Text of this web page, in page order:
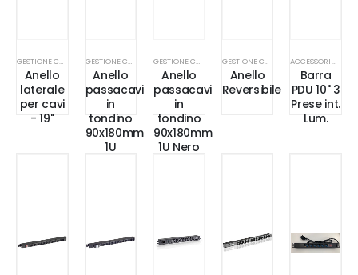
GESTIONE CAVI VERTICALE
Anello
laterale
per cavi
- 19"
GESTIONE CAVI VERTICALE
Anello
passacavi
in
tondino
90x180mm
1U
GESTIONE CAVI VERTICALE
Anello
passacavi
in
tondino
90x180mm
1U Nero
GESTIONE CAVI VERTICALE
Anello
Reversibile
ACCESSORI RACK A PARETE 10"
Barra
PDU 10" 3
Prese int.
Lum.